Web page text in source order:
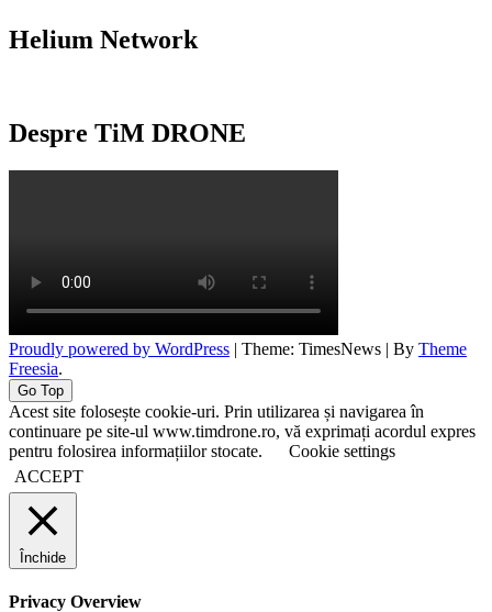
Helium Network
Despre TiM DRONE
Proudly powered by WordPress | Theme: TimesNews | By Theme
Freesia.
Go Top
Acest site folosește cookie-uri. Prin utilizarea și navigarea în
continuare pe site-ul www.timdrone.ro, vă exprimați acordul expres
pentru folosirea informațiilor stocate.
Cookie settings
ACCEPT
Închide
Privacy Overview